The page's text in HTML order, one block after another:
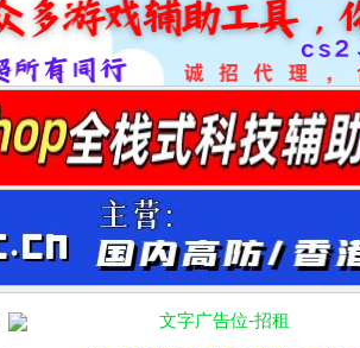
文字广告位-招租